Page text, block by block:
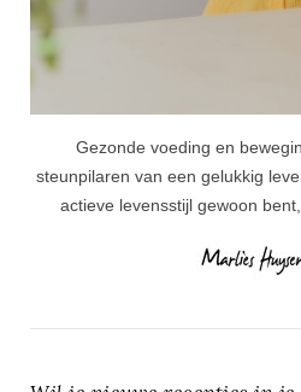
Gezonde voeding en
steunpilaren van een gelukkig
actieve levensstijl gewoon